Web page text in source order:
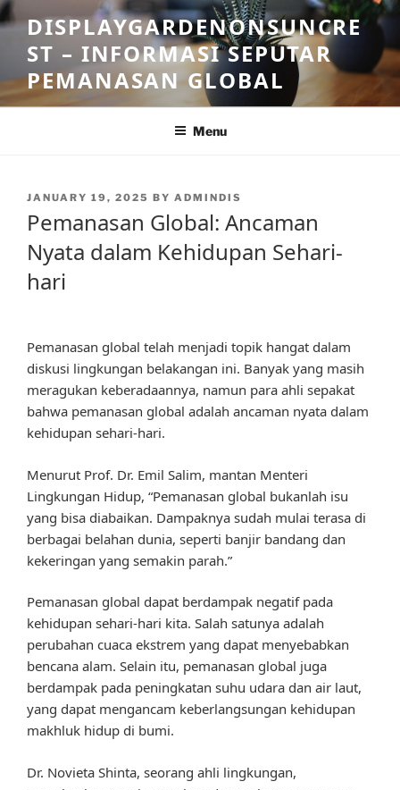
Skip
to
content
DISPLAYGARDENONSUNCRE
ST – INFORMASI SEPUTAR
PEMANASAN GLOBAL
Menu
POSTED
JANUARY 19, 2025 BY ADMINDIS
Pemanasan Global: Ancaman
Nyata dalam Kehidupan Sehari-
hari
Pemanasan global telah menjadi topik hangat dalam
diskusi lingkungan belakangan ini. Banyak yang masih
meragukan keberadaannya, namun para ahli sepakat
bahwa pemanasan global adalah ancaman nyata dalam
kehidupan sehari-hari.
Menurut Prof. Dr. Emil Salim, mantan Menteri
Lingkungan Hidup, “Pemanasan global bukanlah isu
yang bisa diabaikan. Dampaknya sudah mulai terasa di
berbagai belahan dunia, seperti banjir bandang dan
kekeringan yang semakin parah.”
Pemanasan global dapat berdampak negatif pada
kehidupan sehari-hari kita. Salah satunya adalah
perubahan cuaca ekstrem yang dapat menyebabkan
bencana alam. Selain itu, pemanasan global juga
berdampak pada peningkatan suhu udara dan air laut,
yang dapat mengancam keberlangsungan kehidupan
makhluk hidup di bumi.
Dr. Novieta Shinta, seorang ahli lingkungan,